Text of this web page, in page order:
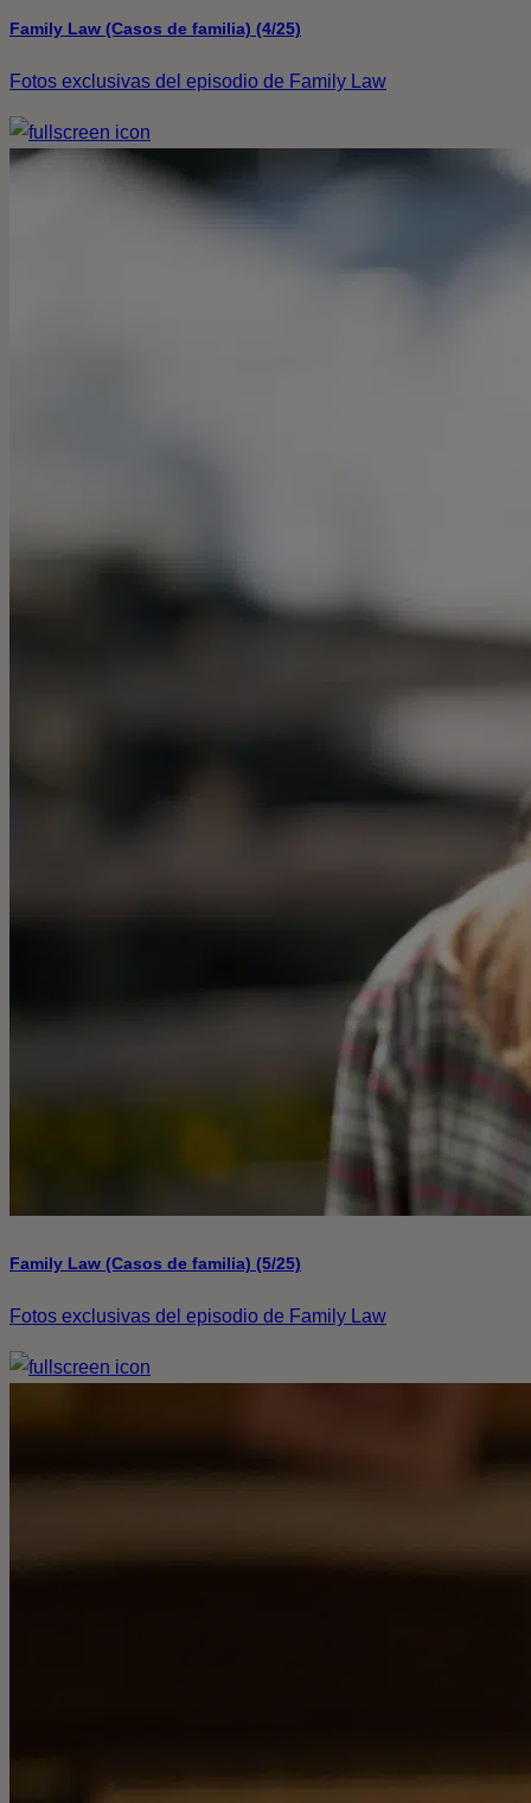
Family Law (Casos de familia) (4/25)
Fotos exclusivas del episodio de Family Law
Family Law (Casos de familia) (5/25)
Fotos exclusivas del episodio de Family Law